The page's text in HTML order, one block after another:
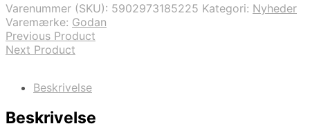
Varenummer (SKU): 5902973185225 Kategori: Nyheder
Varemærke: Godan
Previous Product
Next Product
Beskrivelse
Beskrivelse